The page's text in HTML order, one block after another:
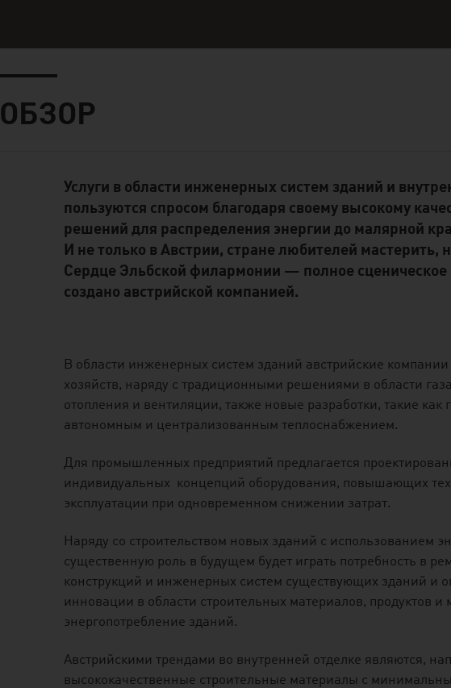
ОБЗОР
Standard Content Module
Услуги в области инженерных систем зданий и
пользуются спросом благодаря своему высокому
решений для распределения энергии до малярной
И не только в Австрии, стране любителей
Сердце Эльбской филармонии — полное сценическое
создано австрийской компанией.
В области инженерных систем зданий австрийские
хозяйств, наряду с традиционными решениями в области
отопления и вентиляции, также новые разработки, такие
автономным и централизованным теплоснабжением.
Для промышленных предприятий предлагается
индивидуальных концепций оборудования, повышающих
эксплуатации при одновременном снижении затрат.
Наряду со строительством новых зданий с использованием
существенную роль в будущем будет играть потребность в
конструкций и инженерных систем существующих зданий и
инновации в области строительных материалов, продуктов
энергопотребление зданий.
Австрийскими трендами во внутренней отделке являются,
высококачественные строительные материалы с